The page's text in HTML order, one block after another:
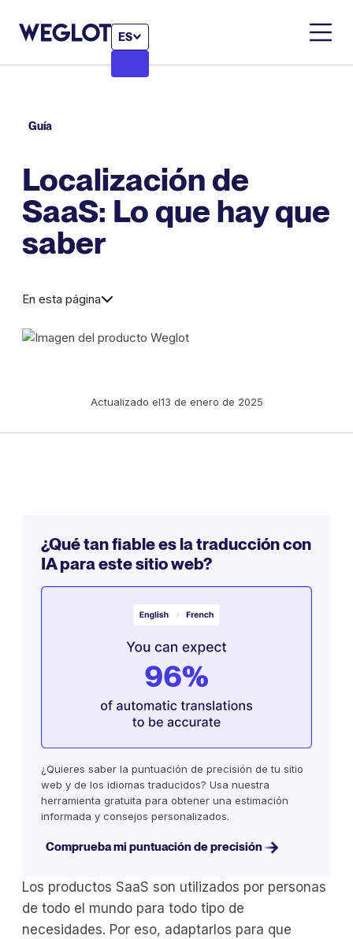
ES
Guía
Localización de
SaaS: Lo que hay que
saber
En esta página
Actualizado el13 de enero de 2025
Los productos SaaS son utilizados por personas
de todo el mundo para todo tipo de
necesidades. Por eso, adaptarlos para que
¿Qué tan fiable es la traducción con
IA para este sitio web?
¿Quieres saber la puntuación de precisión de tu sitio
web y de los idiomas traducidos? Usa nuestra
herramienta gratuita para obtener una estimación
informada y consejos personalizados.
Comprueba mi puntuación de precisión